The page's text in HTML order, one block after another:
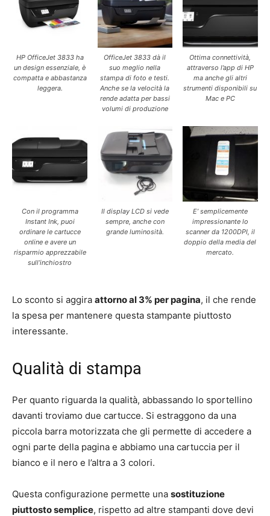
HP OfficeJet 3833 ha
un design essenziale, è
compatta e abbastanza
leggera.
OfficeJet 3833 dà il
suo meglio nella
stampa di foto e testi.
Anche se la velocità la
rende adatta per bassi
volumi di produzione
Ottima connettività,
attraverso l’app di HP
ma anche gli altri
strumenti disponibili su
Mac e PC
Con il programma
Instant Ink, puoi
ordinare le cartucce
online e avere un
risparmio apprezzabile
sull’inchiostro
Il display LCD si vede
sempre, anche con
grande luminosità.
E’ semplicemente
impressionante lo
scanner da 1200DPI, il
doppio della media del
mercato.
Lo sconto si aggira attorno al 3% per pagina, il che rende
la spesa per mantenere questa stampante piuttosto
interessante.
Qualità di stampa
Per quanto riguarda la qualità, abbassando lo sportellino
davanti troviamo due cartucce. Si estraggono da una
piccola barra motorizzata che gli permette di accedere a
ogni parte della pagina e abbiamo una cartuccia per il
bianco e il nero e l’altra a 3 colori.
Questa configurazione permette una sostituzione
piuttosto semplice, rispetto ad altre stampanti dove devi